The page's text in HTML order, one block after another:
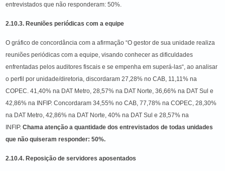
entrevistados que não responderam: 50%.
2.10.3. Reuniões periódicas com a equipe
O gráfico de concordância com a afirmação “O gestor de sua unidade realiza
reuniões periódicas com a equipe, visando conhecer as dificuldades
enfrentadas pelos auditores fiscais e se empenha em superá-las“, ao analisar
o perfil por unidade/diretoria, discordaram 27,28% no CAB, 11,11% na
COPEC. 41,40% na DAT Metro, 28,57% na DAT Norte, 36,66% na DAT Sul e
42,86% na INFIP. Concordaram 34,55% no CAB, 77,78% na COPEC, 28,30%
na DAT Metro, 42,86% na DAT Norte, 40% na DAT Sul e 28,57% na
INFIP. Chama atenção a quantidade dos entrevistados de todas unidades
que não quiseram responder: 50%.
2.10.4. Reposição de servidores aposentados